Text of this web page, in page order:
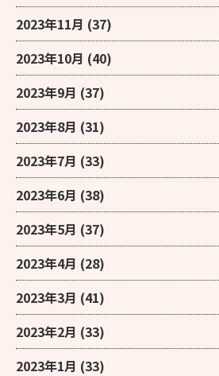
2023年11月 (37)
2023年10月 (40)
2023年9月 (37)
2023年8月 (31)
2023年7月 (33)
2023年6月 (38)
2023年5月 (37)
2023年4月 (28)
2023年3月 (41)
2023年2月 (33)
2023年1月 (33)